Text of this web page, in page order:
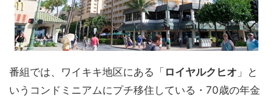
番組では、ワイキキ地区にある「 ロイヤルクヒオ 」と
いうコンドミニアムにプチ移住している・70歳の年金